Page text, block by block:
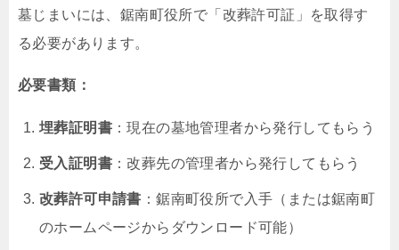
墓じまいには、鋸南町役所で「改葬許可証」を取得す
る必要があります。
必要書類：
埋葬証明書 ：現在の墓地管理者から発行してもらう
受入証明書 ：改葬先の管理者から発行してもらう
改葬許可申請書 ：鋸南町役所で入手（または鋸南町
のホームページからダウンロード可能）